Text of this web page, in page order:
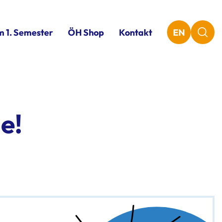
1. Semester ÖH Shop Kontakt EN